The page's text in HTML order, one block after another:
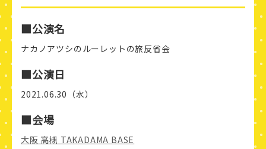
■公演名
ナカノアツシのルーレットの旅反省会
■公演日
2021.06.30（水）
■会場
大阪 高槻 TAKADAMA BASE